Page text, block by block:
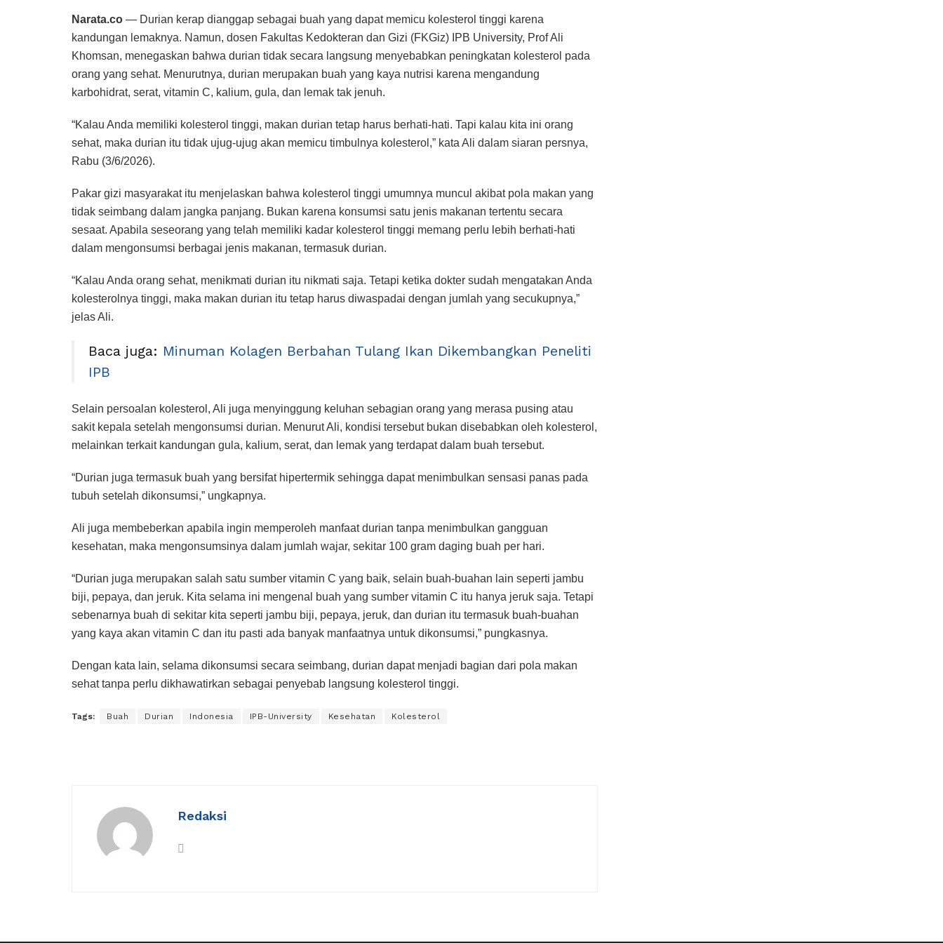
Narata.co — Durian kerap dianggap sebagai buah yang dapat memicu kolesterol tinggi karena
kandungan lemaknya. Namun, dosen Fakultas Kedokteran dan Gizi (FKGiz) IPB University, Prof Ali
Khomsan, menegaskan bahwa durian tidak secara langsung menyebabkan peningkatan kolesterol pada
orang yang sehat. Menurutnya, durian merupakan buah yang kaya nutrisi karena mengandung
karbohidrat, serat, vitamin C, kalium, gula, dan lemak tak jenuh.
“Kalau Anda memiliki kolesterol tinggi, makan durian tetap harus berhati-hati. Tapi kalau kita ini orang
sehat, maka durian itu tidak ujug-ujug akan memicu timbulnya kolesterol,” kata Ali dalam siaran persnya,
Rabu (3/6/2026).
Pakar gizi masyarakat itu menjelaskan bahwa kolesterol tinggi umumnya muncul akibat pola makan yang
tidak seimbang dalam jangka panjang. Bukan karena konsumsi satu jenis makanan tertentu secara
sesaat. Apabila seseorang yang telah memiliki kadar kolesterol tinggi memang perlu lebih berhati-hati
dalam mengonsumsi berbagai jenis makanan, termasuk durian.
“Kalau Anda orang sehat, menikmati durian itu nikmati saja. Tetapi ketika dokter sudah mengatakan Anda
kolesterolnya tinggi, maka makan durian itu tetap harus diwaspadai dengan jumlah yang secukupnya,”
jelas Ali.
Baca juga: Minuman Kolagen Berbahan Tulang Ikan Dikembangkan Peneliti
IPB
Selain persoalan kolesterol, Ali juga menyinggung keluhan sebagian orang yang merasa pusing atau
sakit kepala setelah mengonsumsi durian. Menurut Ali, kondisi tersebut bukan disebabkan oleh kolesterol,
melainkan terkait kandungan gula, kalium, serat, dan lemak yang terdapat dalam buah tersebut.
“Durian juga termasuk buah yang bersifat hipertermik sehingga dapat menimbulkan sensasi panas pada
tubuh setelah dikonsumsi,” ungkapnya.
Ali juga membeberkan apabila ingin memperoleh manfaat durian tanpa menimbulkan gangguan
kesehatan, maka mengonsumsinya dalam jumlah wajar, sekitar 100 gram daging buah per hari.
“Durian juga merupakan salah satu sumber vitamin C yang baik, selain buah-buahan lain seperti jambu
biji, pepaya, dan jeruk. Kita selama ini mengenal buah yang sumber vitamin C itu hanya jeruk saja. Tetapi
sebenarnya buah di sekitar kita seperti jambu biji, pepaya, jeruk, dan durian itu termasuk buah-buahan
yang kaya akan vitamin C dan itu pasti ada banyak manfaatnya untuk dikonsumsi,” pungkasnya.
Dengan kata lain, selama dikonsumsi secara seimbang, durian dapat menjadi bagian dari pola makan
sehat tanpa perlu dikhawatirkan sebagai penyebab langsung kolesterol tinggi.
Tags: Buah Durian Indonesia IPB-University Kesehatan Kolesterol
Redaksi